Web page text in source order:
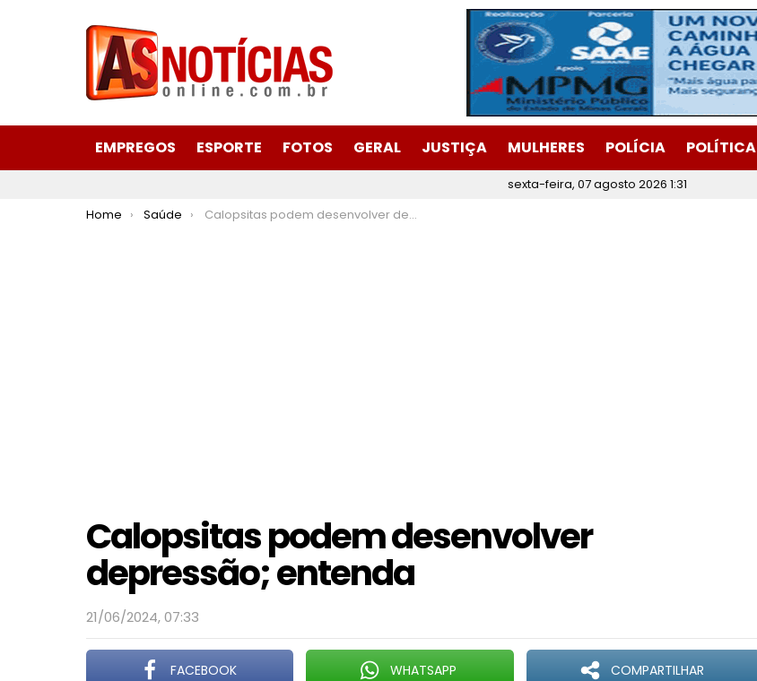
EMPREGOS ESPORTE FOTOS GERAL JUSTIÇA MULHERES POLÍCIA POLÍTICA
sexta-feira, 07 agosto 2026 1:31
You are here:
Home Saúde Calopsitas podem desenvolver depressão; entenda
Calopsitas podem desenvolver
depressão; entenda
21/06/2024, 07:33
FACEBOOK WHATSAPP COMPARTILHAR